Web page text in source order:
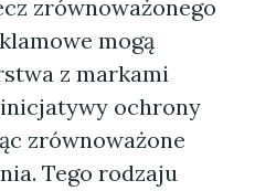
zrównoważonego
mogą
z markami
ochrony
zrównoważone
Tego rodzaju